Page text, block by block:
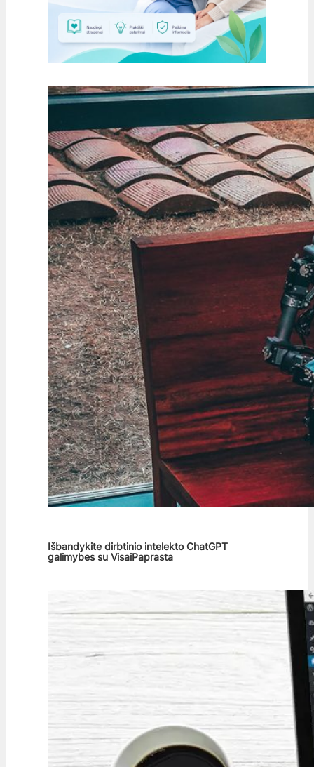
Išbandykite dirbtinio intelekto ChatGPT
galimybes su VisaiPaprasta